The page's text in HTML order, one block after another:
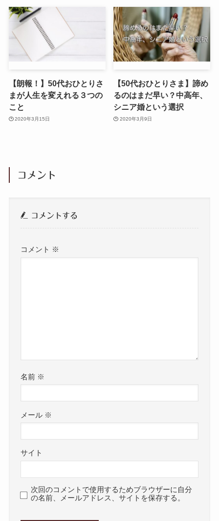
【朗報！】50代おひとりさ
まが人生を変えれる３つの
こと
2020年3月15日
【50代おひとりさま】諦め
るのはまだ早い？中高年、
シニア婚という選択
2020年3月9日
コメント
コメントする
コメント ※
名前 ※
メール ※
サイト
次回のコメントで使用するためブラウザーに自分
の名前、メールアドレス、サイトを保存する。